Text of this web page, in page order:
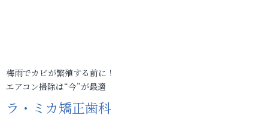
梅雨でカビが繁殖する前に！
エアコン掃除は“今”が最適
ラ・ミカ矯正歯科